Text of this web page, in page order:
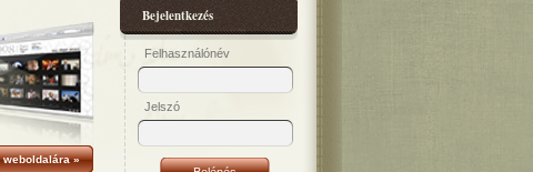
weboldalára »
Bejelentkezés
Felhasználónév
Jelszó